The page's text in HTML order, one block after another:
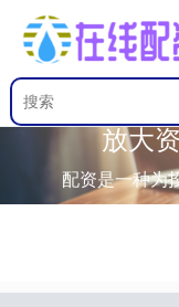
放大
配资是一种为